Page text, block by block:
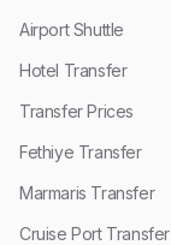
Airport Shuttle
Hotel Transfer
Transfer Prices
Fethiye Transfer
Marmaris Transfer
Cruise Port Transfer